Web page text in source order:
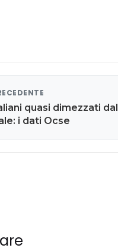
quasi dimezzati dal
i dati Ocse